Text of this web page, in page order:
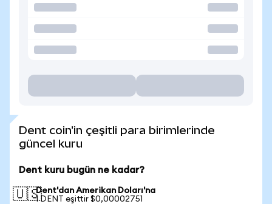
Dent coin'in çeşitli para birimlerinde
güncel kuru
Dent kuru bugün ne kadar?
🇺🇸Dent'dan Amerikan Doları'na
1 DENT eşittir $0,00002751